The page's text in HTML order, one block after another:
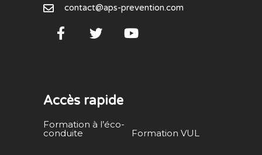
contact@aps-prevention.com
Accès rapide
Formation à l’éco-
conduite Formation VUL